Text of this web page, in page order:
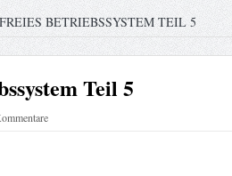
BETRIEBSSYSTEM TEIL 5
Teil 5